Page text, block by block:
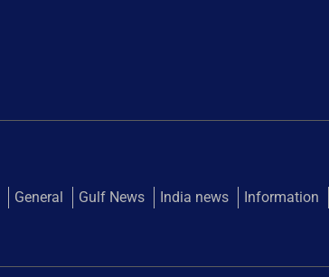
General Gulf News India news Information